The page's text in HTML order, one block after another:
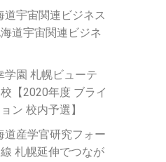
宇宙関連ビジネス
道宇宙関連ビジネ
園 札幌ビューテ
【2020年度 ブライ
ン 校内予選】
産学官研究フォー
札幌延伸でつなが